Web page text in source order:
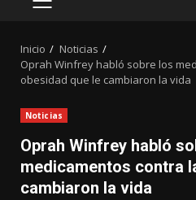
MENÚ
Inicio
Noticias
Oprah Winfrey habló sobre los
obesidad que le cambiaron la vida
Noticias
Oprah Winfrey habló
medicamentos contra
cambiaron la vida